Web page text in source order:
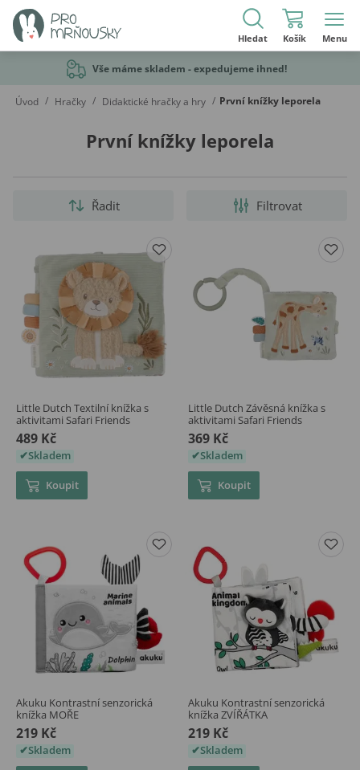
Hledat Košík Menu
Vše máme skladem - expedujeme ihned!
Úvod / Hračky / Didaktické hračky a hry / První knížky leporela
První knížky leporela
Filtrovat
Řadit
Little Dutch Textilní knížka s
aktivitami Safari Friends
489 Kč
Skladem
Koupit
Little Dutch Závěsná knížka s
aktivitami Safari Friends
369 Kč
Skladem
Koupit
Akuku Kontrastní senzorická
knížka MOŘE
219 Kč
Skladem
Akuku Kontrastní senzorická
knížka ZVÍŘÁTKA
219 Kč
Skladem